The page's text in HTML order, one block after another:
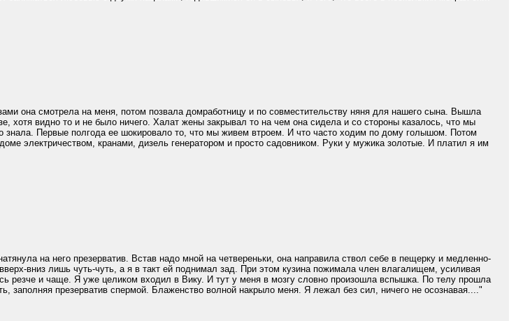
она смотрела на меня, потом позвала домработницу и по совместительству няня для нашего сына. Вышла
хотя видно то и не было ничего. Халат жены закрывал то на чем она сидела и со стороны казалось, что мы
знала. Первые полгода ее шокировало то, что мы живем втроем. И что часто ходим по дому голышом. Потом
электричеством, кранами, дизель генератором и просто садовником. Руки у мужика золотые. И платил я им
на него презерватив. Встав надо мной на четвереньки, она направила ствол себе в пещерку и медленно-
вниз лишь чуть-чуть, а я в такт ей поднимал зад. При этом кузина пожимала член влагалищем, усиливая
резче и чаще. Я уже целиком входил в Вику. И тут у меня в мозгу словно произошла вспышка. По телу прошла
заполняя презерватив спермой. Блаженство волной накрыло меня. Я лежал без сил, ничего не осознавая...."